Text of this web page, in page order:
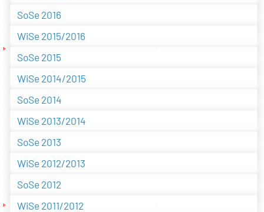
SoSe 2016
WiSe 2015/2016
SoSe 2015
WiSe 2014/2015
SoSe 2014
WiSe 2013/2014
SoSe 2013
WiSe 2012/2013
SoSe 2012
WiSe 2011/2012